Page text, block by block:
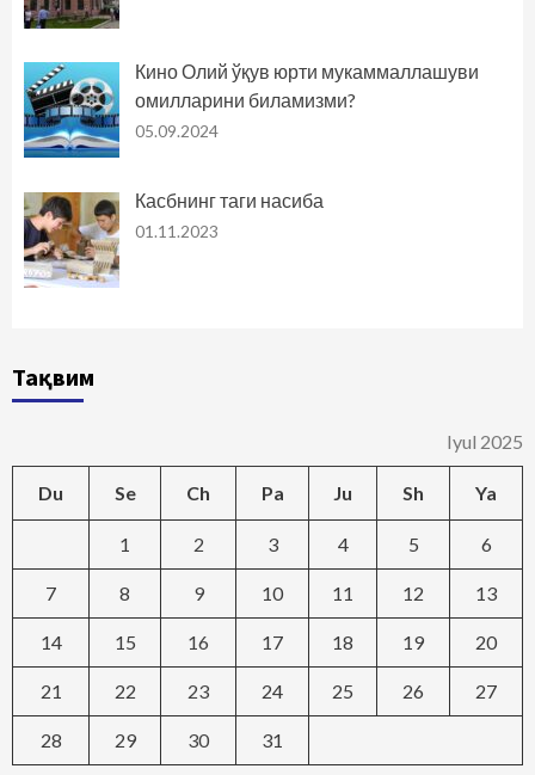
Кино Олий ўқув юрти мукаммаллашуви
омилларини биламизми?
05.09.2024
Касбнинг таги насиба
01.11.2023
Тақвим
Iyul 2025
Du Se Ch Pa Ju Sh Ya
1 2 3 4 5 6
7 8 9 10 11 12 13
14 15 16 17 18 19 20
21 22 23 24 25 26 27
28 29 30 31